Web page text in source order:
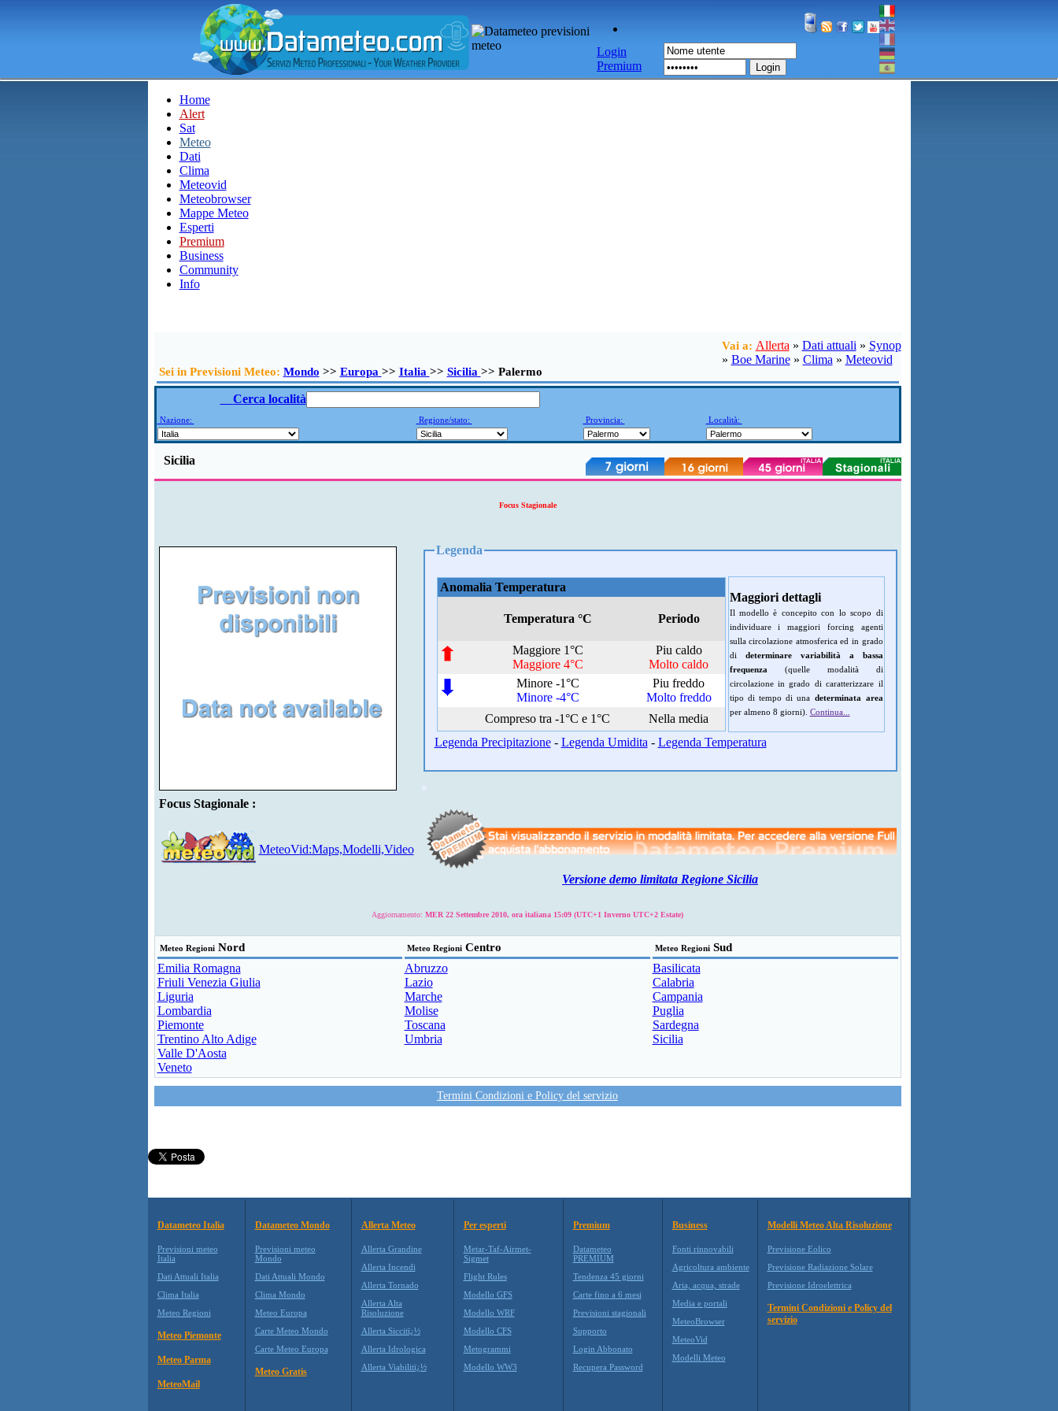
Login
Premium
Login
Home
Alert
Sat
Meteo
Dati
Clima
Meteovid
Meteobrowser
Mappe Meteo
Esperti
Premium
Business
Community
Info
Vai a: Allerta » Dati attuali » Synop
» Boe Marine» Clima » Meteovid
Sei in Previsioni Meteo: Mondo >> Europa >> Italia >> Sicilia >> Palermo
Cerca località
Nazione: Regione/stato: Provincia: Località:
Sicilia
Focus Stagionale
Focus Stagionale :
MeteoVid:Maps,Modelli,Video
Legenda
Anomalia Temperatura
Temperatura °C Periodo
Maggiore 1°C
Maggiore 4°C
Piu caldo
Molto caldo
Minore -1°C
Minore -4°C
Piu freddo
Molto freddo
Compreso tra -1°C e 1°C
Nella media
Maggiori dettagli
Il modello è concepito con lo scopo di
individuare i maggiori forcing agenti
sulla circolazione atmosferica ed in grado
di determinare variabilità a bassa
frequenza
circolazione in grado di caratterizzare il
tipo di tempo di una determinata area
per almeno 8 giorni). Continua...
Legenda Precipitazione- Legenda Umidita - Legenda Temperatura
Versione demo limitata Regione Sicilia
Aggiornamento: MER 22 Settembre 2010, ora italiana 15:09 (UTC+1 Inverno UTC+2 Estate)
Meteo RegioniNord Meteo RegioniCentro Meteo RegioniSud
Emilia Romagna
Friuli Venezia Giulia
Liguria
Lombardia
Piemonte
Trentino Alto Adige
Valle D'Aosta
Veneto
Abruzzo
Lazio
Marche
Molise
Toscana
Umbria
Basilicata
Calabria
Campania
Puglia
Sardegna
Sicilia
Termini Condizioni e Policy del servizio
Datameteo Italia
Previsioni meteo
Italia
Dati Attuali Italia
Clima Italia
Meteo Regioni
Meteo Piemonte
Meteo Parma
MeteoMail
Datameteo Mondo
Previsioni meteo
Mondo
Dati Attuali Mondo
Clima Mondo
Meteo Europa
Carte Meteo Mondo
Carte Meteo Europa
Meteo Gratis
Allerta Meteo
Allerta Grandine
Allerta Incendi
Allerta Tornado
Allerta Alta
Risoluzione
Allerta Siccitï¿½
Allerta Idrologica
Allerta Viabilitï¿½
Per esperti
Metar-Taf-Airmet-
Sigmet
Flight Rules
Modello GFS
Modello WRF
Modello CFS
Metogrammi
Modello WW3
Premium
Datameteo
PREMIUM
Tendenza 45 giorni
Carte fino a 6 mesi
Previsioni stagionali
Supporto
Login Abbonato
Recupera Password
Business
Fonti rinnovabili
Agricoltura ambiente
Aria, acqua, strade
Media e portali
MeteoBrowser
MeteoVid
Modelli Meteo
Modelli Meteo Alta Risoluzione
Previsione Eolico
Previsione Radiazione Solare
Previsione Idroelettrica
Termini Condizioni e Policy del
servizio